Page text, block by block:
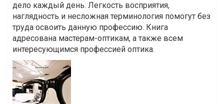
дело каждый день. Легкость восприятия,
наглядность и несложная терминология помогут без
труда освоить данную профессию. Книга
адресована мастерам-оптикам, а также всем
интересующимся профессией оптика.